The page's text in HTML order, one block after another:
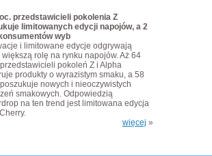
przedstawicieli pokolenia Z
limitowanych edycji napojów, a 2
wyb
i limitowane edycje odgrywają
większą rolę na rynku napojów. Aż 64
pokoleń Z i Alpha
produkty o wyrazistym smaku, a 58
nowych i nieoczywistych
smakowych. Odpowiedzią
na ten trend jest limitowana edycja
więcej »